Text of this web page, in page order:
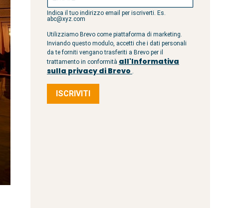
Indica il tuo indirizzo email per iscriverti. Es.
abc@xyz.com
Utilizziamo Brevo come piattaforma di marketing.
Inviando questo modulo, accetti che i dati personali
da te forniti vengano trasferiti a Brevo per il
trattamento in conformità all'Informativa
sulla privacy di Brevo
ISCRIVITI